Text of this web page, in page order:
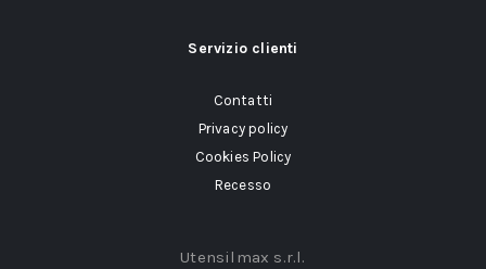
Servizio clienti
Contatti
Privacy policy
Cookies Policy
Recesso
Utensilmax s.r.l.